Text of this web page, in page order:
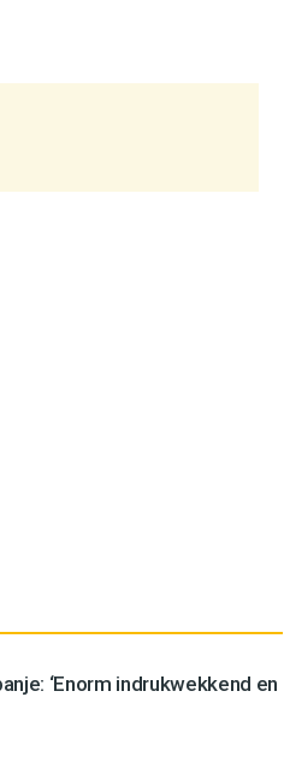
‘Enorm indrukwekkend en